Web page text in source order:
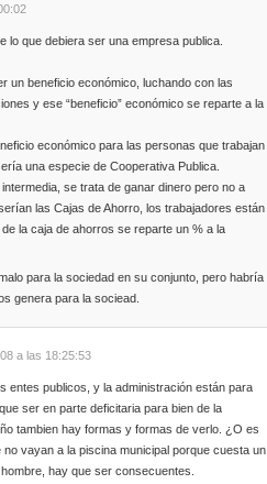
lo que debiera ser una empresa publica.
un beneficio económico, luchando con las
y ese “beneficio” económico se reparte a la
económico para las personas que trabajan
una especie de Cooperativa Publica.
se trata de ganar dinero pero no a
las Cajas de Ahorro, los trabajadores están
la caja de ahorros se reparte un % a la
para la sociedad en su conjunto, pero habría
genera para la sociead.
a las 18:25:53
entes publicos, y la administración están para
ser en parte deficitaria para bien de la
tambien hay formas y formas de verlo. ¿O es
vayan a la piscina municipal porque cuesta un
hay que ser consecuentes.